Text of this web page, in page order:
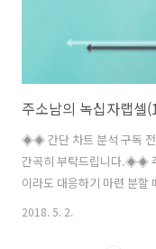
◈◈ 간단 차트 분석 구독 전
간곡히 부탁드립니다.◈◈
이라도 대응하기 마련 분할
는 남자 주소남입니다. 이번
2018. 5. 2.